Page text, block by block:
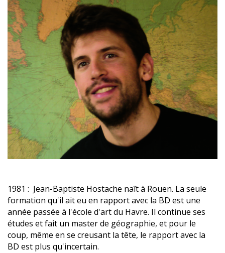
1981 : Jean-Baptiste Hostache naît à Rouen. La seule
formation qu'il ait eu en rapport avec la BD est une
année passée à l'école d'art du Havre. Il continue ses
études et fait un master de géographie, et pour le
coup, même en se creusant la tête, le rapport avec la
BD est plus qu'incertain.